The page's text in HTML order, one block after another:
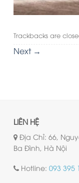
Trackbacks are
Next →
LIÊN HỆ
Địa Chỉ: 66,
Ba Đình, Hà Nội
Hotline: 093 395